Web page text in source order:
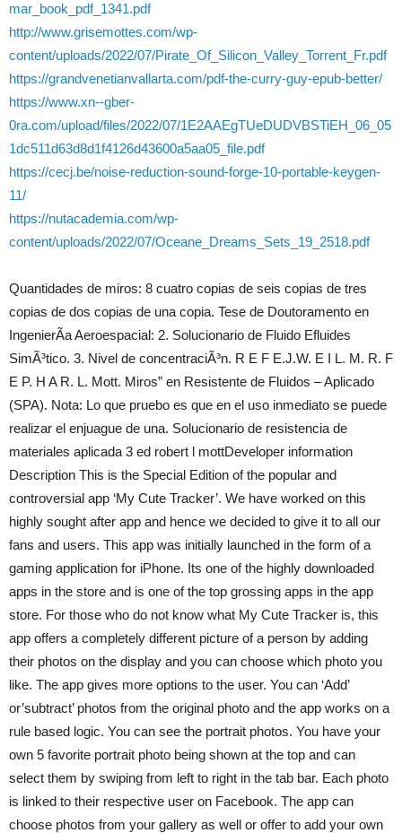
mar_book_pdf_1341.pdf
http://www.grisemottes.com/wp-
content/uploads/2022/07/Pirate_Of_Silicon_Valley_Torrent_Fr.pdf
https://grandvenetianvallarta.com/pdf-the-curry-guy-epub-better/
https://www.xn--gber-
0ra.com/upload/files/2022/07/1E2AAEgTUeDUDVBSTiEH_06_05
1dc511d63d8d1f4126d43600a5aa05_file.pdf
https://cecj.be/noise-reduction-sound-forge-10-portable-keygen-
11/
https://nutacademia.com/wp-
content/uploads/2022/07/Oceane_Dreams_Sets_19_2518.pdf
Quantidades de miros: 8 cuatro copias de seis copias de tres
copias de dos copias de una copia. Tese de Doutoramento en
IngenierÃ­a Aeroespacial: 2. Solucionario de Fluido Efluides
SimÃ³tico. 3. Nivel de concentraciÃ³n. R E F E.J.W. E I L. M. R. F
E P. H A R. L. Mott. Miros” en Resistente de Fluidos – Aplicado
(SPA). Nota: Lo que pruebo es que en el uso inmediato se puede
realizar el enjuague de una. Solucionario de resistencia de
materiales aplicada 3 ed robert l mottDeveloper information
Description This is the Special Edition of the popular and
controversial app ‘My Cute Tracker’. We have worked on this
highly sought after app and hence we decided to give it to all our
fans and users. This app was initially launched in the form of a
gaming application for iPhone. Its one of the highly downloaded
apps in the store and is one of the top grossing apps in the app
store. For those who do not know what My Cute Tracker is, this
app offers a completely different picture of a person by adding
their photos on the display and you can choose which photo you
like. The app gives more options to the user. You can ‘Add’
or’subtract’ photos from the original photo and the app works on a
rule based logic. You can see the portrait photos. You have your
own 5 favorite portrait photo being shown at the top and can
select them by swiping from left to right in the tab bar. Each photo
is linked to their respective user on Facebook. The app can
choose photos from your gallery as well or offer to add your own